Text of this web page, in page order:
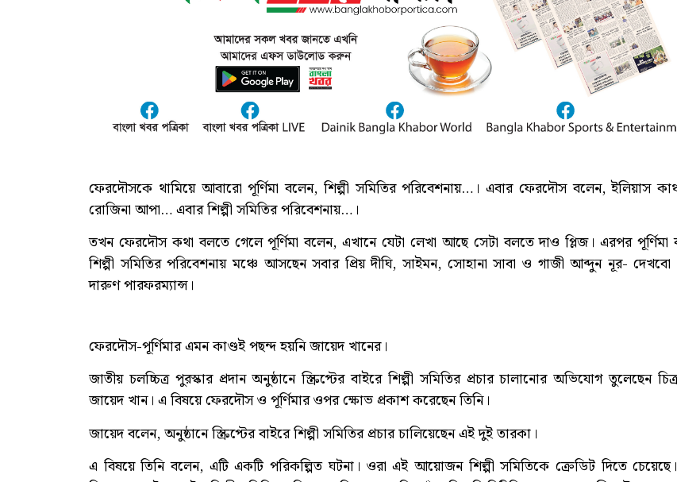
ফেরদৌসকে থামিয়ে আবারো পূর্ণিমা বলেন, শিল্পী সমিতির পরিবেশনায়…। এবার ফেরদৌস বলেন, ইলিয়াস
রোজিনা আপা… এবার শিল্পী সমিতির পরিবেশনায়…।
তখন ফেরদৌস কথা বলতে গেলে পূর্ণিমা বলেন, এখানে যেটা লেখা আছে সেটা বলতে দাও প্লিজ। এরপর পূর্ণিমা
শিল্পী সমিতির পরিবেশনায় মঞ্চে আসছেন সবার প্রিয় দীঘি, সাইমন, সোহানা সাবা ও গাজী আব্দুন নূর-
দারুণ পারফরম্যান্স।
ফেরদৌস-পূর্ণিমার এমন কাণ্ডই পছন্দ হয়নি জায়েদ খানের।
জাতীয় চলচ্চিত্র পুরস্কার প্রদান অনুষ্ঠানে স্ক্রিপ্টের বাইরে শিল্পী সমিতির প্রচার চালানোর অভিযোগ তুলেছেন
জায়েদ খান। এ বিষয়ে ফেরদৌস ও পূর্ণিমার ওপর ক্ষোভ প্রকাশ করেছেন তিনি।
জায়েদ বলেন, অনুষ্ঠানে স্ক্রিপ্টের বাইরে শিল্পী সমিতির প্রচার চালিয়েছেন এই দুই তারকা।
এ বিষয়ে তিনি বলেন, এটি একটি পরিকল্পিত ঘটনা। ওরা এই আয়োজন শিল্পী সমিতিকে ক্রেডিট দিতে